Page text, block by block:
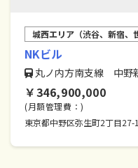
城西エリア（渋谷、新宿、
NKビル
丸ノ内方南支線 中
￥346,900,000
(月額管理費：)
東京都中野区弥生町2丁目